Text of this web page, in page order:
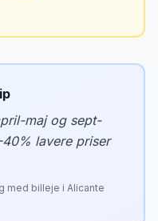
maj og sept-
lavere priser
med billeje i Alicante